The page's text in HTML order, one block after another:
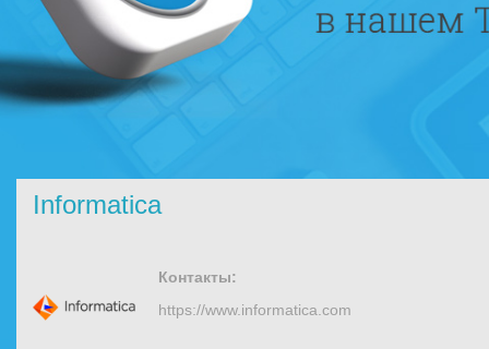
Informatica
Контакты:
https://www.informatica.com